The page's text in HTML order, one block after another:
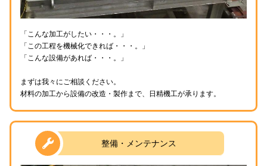
「こんな加工がしたい・・・。」
「この工程を機械化できれば・・・。」
「こんな設備があれば・・・。」
まずは我々にご相談ください。
材料の加工から設備の改造・製作まで、日精機工が承ります。
整備・メンテナンス